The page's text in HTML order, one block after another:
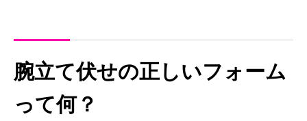
腕立て伏せの正しいフォーム
って何？